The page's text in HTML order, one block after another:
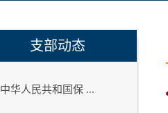
支部动态
中华人民共和国保 ...